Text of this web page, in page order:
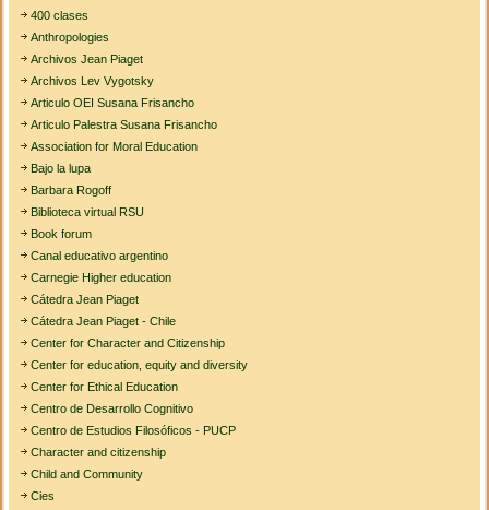
400 clases
Anthropologies
Archivos Jean Piaget
Archivos Lev Vygotsky
Articulo OEI Susana Frisancho
Articulo Palestra Susana Frisancho
Association for Moral Education
Bajo la lupa
Barbara Rogoff
Biblioteca virtual RSU
Book forum
Canal educativo argentino
Carnegie Higher education
Cátedra Jean Piaget
Cátedra Jean Piaget - Chile
Center for Character and Citizenship
Center for education, equity and diversity
Center for Ethical Education
Centro de Desarrollo Cognitivo
Centro de Estudios Filosóficos - PUCP
Character and citizenship
Child and Community
Cies